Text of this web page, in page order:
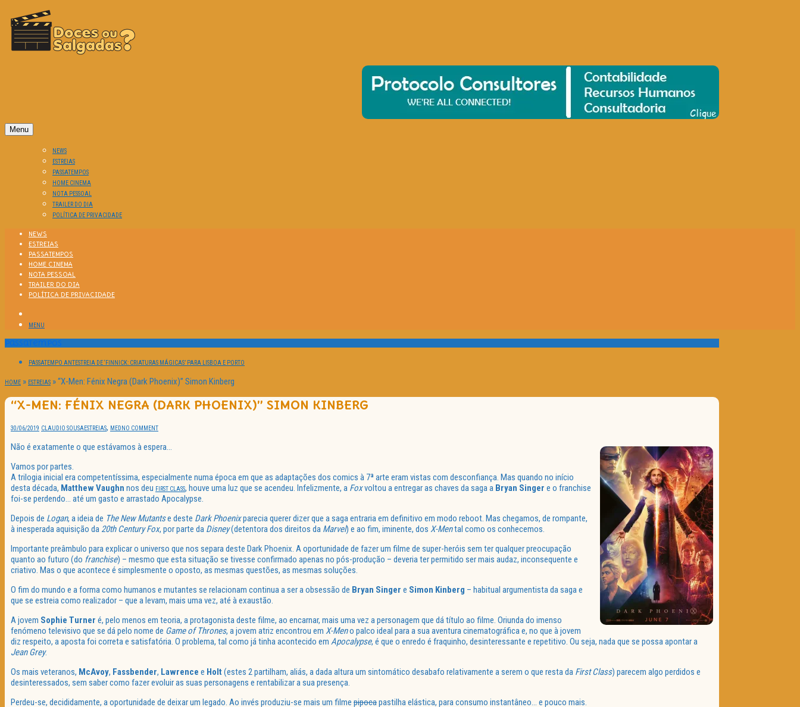
Menu
NEWS
ESTREIAS
PASSATEMPOS
HOME CINEMA
NOTA PESSOAL
TRAILER DO DIA
POLÍTICA DE PRIVACIDADE
NEWS
ESTREIAS
PASSATEMPOS
HOME CINEMA
NOTA PESSOAL
TRAILER DO DIA
POLÍTICA DE PRIVACIDADE
MENU
Passatempos
PASSATEMPO ANTESTREIA DE ‘FINNICK: CRIATURAS MÁGICAS’ PARA LISBOA E PORTO
HOME » ESTREIAS »“X-Men: Fénix Negra (Dark Phoenix)” Simon Kinberg
“X-MEN: FÉNIX NEGRA (DARK PHOENIX)” SIMON KINBERG
30/06/2019 CLAUDIO SOUSAESTREIAS, MED NO COMMENT
Não é exatamente o que estávamos à espera…
Vamos por partes.
A trilogia inicial era competentíssima, especialmente numa época em que as adaptações dos comics à 7ª arte eram vistas com desconfiança. Mas quando no início
desta década, Matthew Vaughn nos deu FIRST CLASS, houve uma luz que se acendeu. Infelizmente, a Foxvoltou a entregar as chaves da saga a Bryan Singer e o franchise
foi-se perdendo… até um gasto e arrastado Apocalypse.
Depois de Logan, a ideia de The New Mutantse deste Dark Phoenixparecia querer dizer que a saga entraria em definitivo em modo reboot. Mas chegamos, de rompante,
à inesperada aquisição da 20th Century Fox, por parte da Disney(detentora dos direitos da Marvel) e ao fim, iminente, dos X-Mental como os conhecemos.
Importante preâmbulo para explicar o universo que nos separa deste Dark Phoenix. A oportunidade de fazer um filme de super-heróis sem ter qualquer preocupação
quanto ao futuro (do franchise) – mesmo que esta situação se tivesse confirmado apenas no pós-produção – deveria ter permitido ser mais audaz, inconsequente e
criativo. Mas o que acontece é simplesmente o oposto, as mesmas questões, as mesmas soluções.
O fim do mundo e a forma como humanos e mutantes se relacionam continua a ser a obsessão de Bryan Singer e Simon Kinberg – habitual argumentista da saga e
que se estreia como realizador – que a levam, mais uma vez, até à exaustão.
A jovem Sophie Turner é, pelo menos em teoria, a protagonista deste filme, ao encarnar, mais uma vez a personagem que dá título ao filme. Oriunda do imenso
fenómeno televisivo que se dá pelo nome de Game of Thrones, a jovem atriz encontrou em X-Meno palco ideal para a sua aventura cinematográfica e, no que à jovem
diz respeito, a aposta foi correta e satisfatória. O problema, tal como já tinha acontecido em Apocalypse, é que o enredo é fraquinho, desinteressante e repetitivo. Ou seja, nada que se possa apontar a
Jean Grey.
Os mais veteranos, McAvoy, Fassbender, Lawrence e Holt(estes 2 partilham, aliás, a dada altura um sintomático desabafo relativamente a serem o que resta da First Class) parecem algo perdidos e
desinteressados, sem saber como fazer evoluir as suas personagens e rentabilizar a sua presença.
Perdeu-se, decididamente, a oportunidade de deixar um legado. Ao invés produziu-se mais um filme pipocapastilha elástica, para consumo instantâneo… e pouco mais.